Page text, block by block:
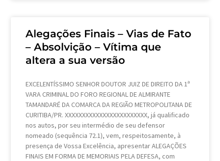
Alegações Finais – Vias de Fato
– Absolvição – Vítima que
altera a sua versão
EXCELENTÍSSIMO SENHOR DOUTOR JUIZ DE DIREITO DA 1ª
VARA CRIMINAL DO FORO REGIONAL DE ALMIRANTE
TAMANDARÉ DA COMARCA DA REGIÃO METROPOLITANA DE
CURITIBA/PR. XXXXXXXXXXXXXXXXXXXXXXXX, já qualificado
nos autos, por seu intermédio de seu defensor
nomeado (sequência 72.1), vem, respeitosamente, à
presença de Vossa Excelência, apresentar ALEGAÇÕES
FINAIS EM FORMA DE MEMORIAIS PELA DEFESA, com